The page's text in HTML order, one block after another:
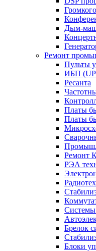
Дым-
Ремонт
Пульты
ИБП
Ресанта
Платы
Платы
Ремонт
РЭА
Брелок
Блоки